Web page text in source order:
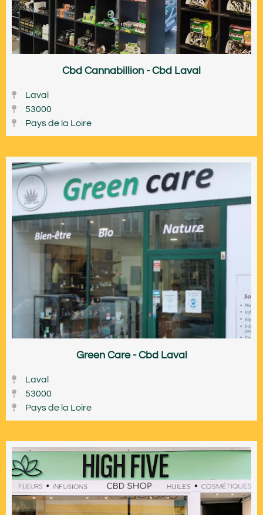
Cbd Cannabillion - Cbd Laval
Laval
53000
Pays de la Loire
Green Care - Cbd Laval
Laval
53000
Pays de la Loire